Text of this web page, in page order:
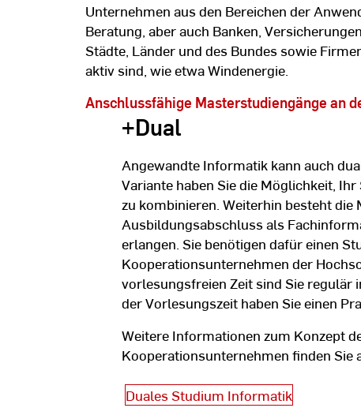
Unternehmen aus den Bereichen der
Beratung, aber auch Banken,
Städte, Länder und des Bundes sowie
aktiv sind, wie etwa Windenergie.
Anschlussfähige Masterstudiengänge an
+Dual
Angewandte Informatik kann auch
Variante haben Sie die Möglichkeit,
zu kombinieren. Weiterhin besteht die
Ausbildungsabschluss als
erlangen. Sie benötigen dafür einen
Kooperationsunternehmen der
vorlesungsfreien Zeit sind Sie
der Vorlesungszeit haben Sie einen
Weitere Informationen zum Konzept
Kooperationsunternehmen finden Sie
Duales Studium Informatik